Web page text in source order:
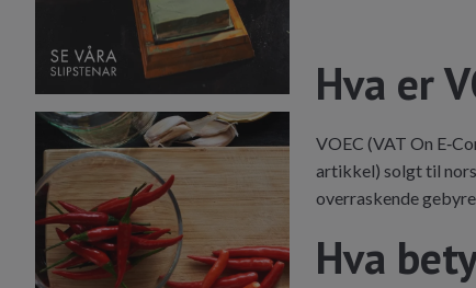
Hva er
VOEC (VAT On
artikkel) solgt til
overraskende
Hva